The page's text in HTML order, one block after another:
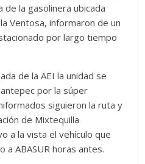
de la gasolinera ubicada
Ventosa, informaron de un
por largo tiempo
de la AEI la unidad se
por la súper
siguieron la ruta y
de Mixtequilla
a la vista el vehículo que
a ABASUR horas antes.